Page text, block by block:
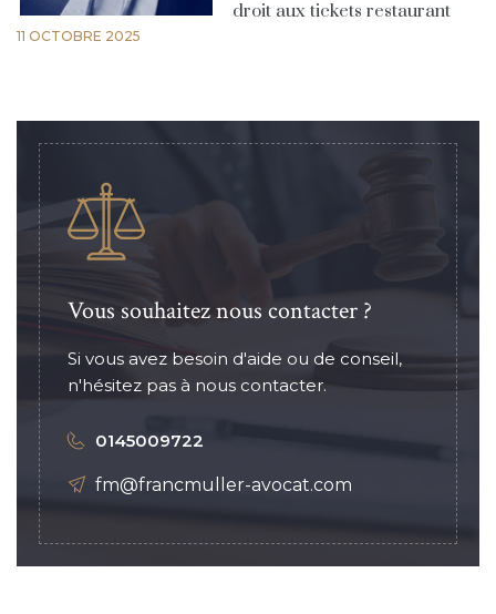
droit aux tickets restaurant
11 OCTOBRE 2025
Vous souhaitez nous contacter ?
Si vous avez besoin d'aide ou de conseil,
n'hésitez pas à nous contacter.
0145009722
fm@francmuller-avocat.com